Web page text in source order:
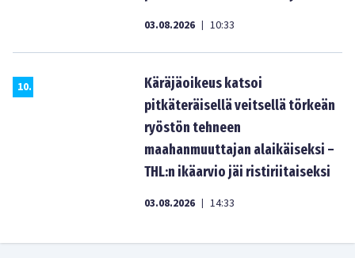
03.08.2026 | 10:33
10.
Käräjäoikeus katsoi
pitkäteräisellä veitsellä törkeän
ryöstön tehneen
maahanmuuttajan alaikäiseksi –
THL:n ikäarvio jäi ristiriitaiseksi
03.08.2026 | 14:33